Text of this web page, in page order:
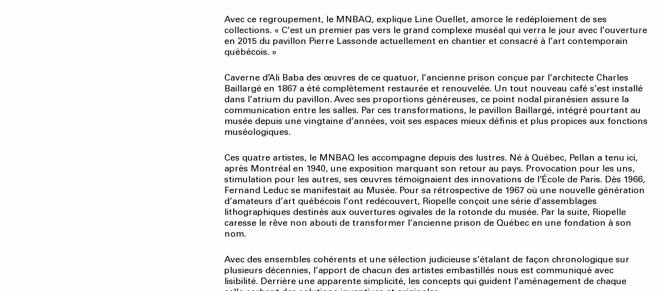
Avec ce regroupement, le MNBAQ, explique Line Ouellet, amorce le redéploiement de ses
collections. « C’est un premier pas vers le grand complexe muséal qui verra le jour avec l’ouverture
en 2015 du pavillon Pierre Lassonde actuellement en chantier et consacré à l’art contemporain
québécois. »
Caverne d’Ali Baba des œuvres de ce quatuor, l’ancienne prison conçue par l’architecte Charles
Baillargé en 1867 a été complètement restaurée et renouvelée. Un tout nouveau café s’est installé
dans l’atrium du pavillon. Avec ses proportions généreuses, ce point nodal piranésien assure la
communication entre les salles. Par ces transformations, le pavillon Baillargé, intégré pourtant au
musée depuis une vingtaine d’années, voit ses espaces mieux définis et plus propices aux fonctions
muséologiques.
Ces quatre artistes, le MNBAQ les accompagne depuis des lustres. Né à Québec, Pellan a tenu ici,
après Montréal en 1940, une exposition marquant son retour au pays. Provocation pour les uns,
stimulation pour les autres, ses œuvres témoignaient des innovations de l’École de Paris. Dès 1966,
Fernand Leduc se manifestait au Musée. Pour sa rétrospective de 1967 où une nouvelle génération
d’amateurs d’art québécois l’ont redécouvert, Riopelle conçoit une série d’assemblages
lithographiques destinés aux ouvertures ogivales de la rotonde du musée. Par la suite, Riopelle
caresse le rêve non abouti de transformer l’ancienne prison de Québec en une fondation à son
nom.
Avec des ensembles cohérents et une sélection judicieuse s’étalant de façon chronologique sur
plusieurs décennies, l’apport de chacun des artistes embastillés nous est communiqué avec
lisibilité. Derrière une apparente simplicité, les concepts qui guident l’aménagement de chaque